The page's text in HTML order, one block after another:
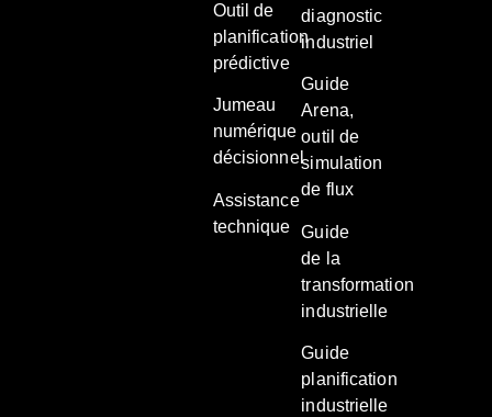
Outil de
planification
prédictive
Jumeau
numérique
décisionnel
Assistance
technique
diagnostic
industriel
Guide
Arena,
outil de
simulation
de flux
Guide
de la
transformation
industrielle
Guide
planification
industrielle